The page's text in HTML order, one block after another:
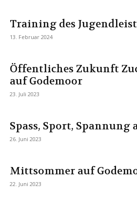
Training des
13. Februar 2024
Öffentliches Zukunft
auf Godemoor
23. Juli 2023
Spass, Sport, Spannung
26. Juni 2023
Mittsommer auf
22. Juni 2023